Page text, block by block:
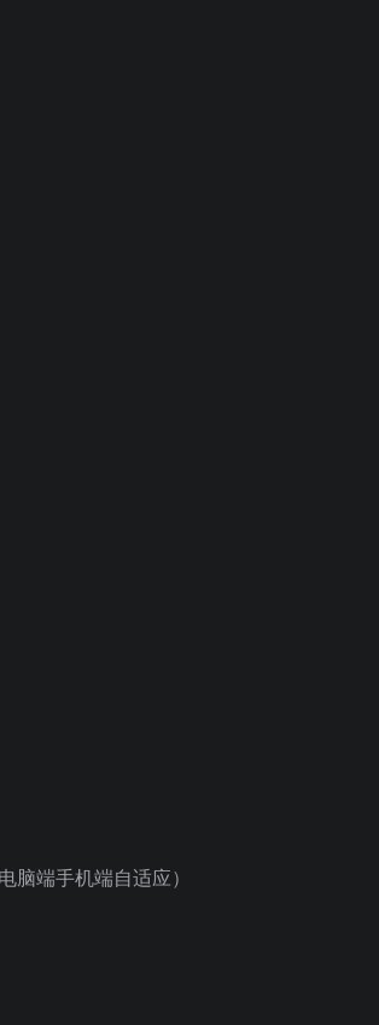
脑端手机端自适应）